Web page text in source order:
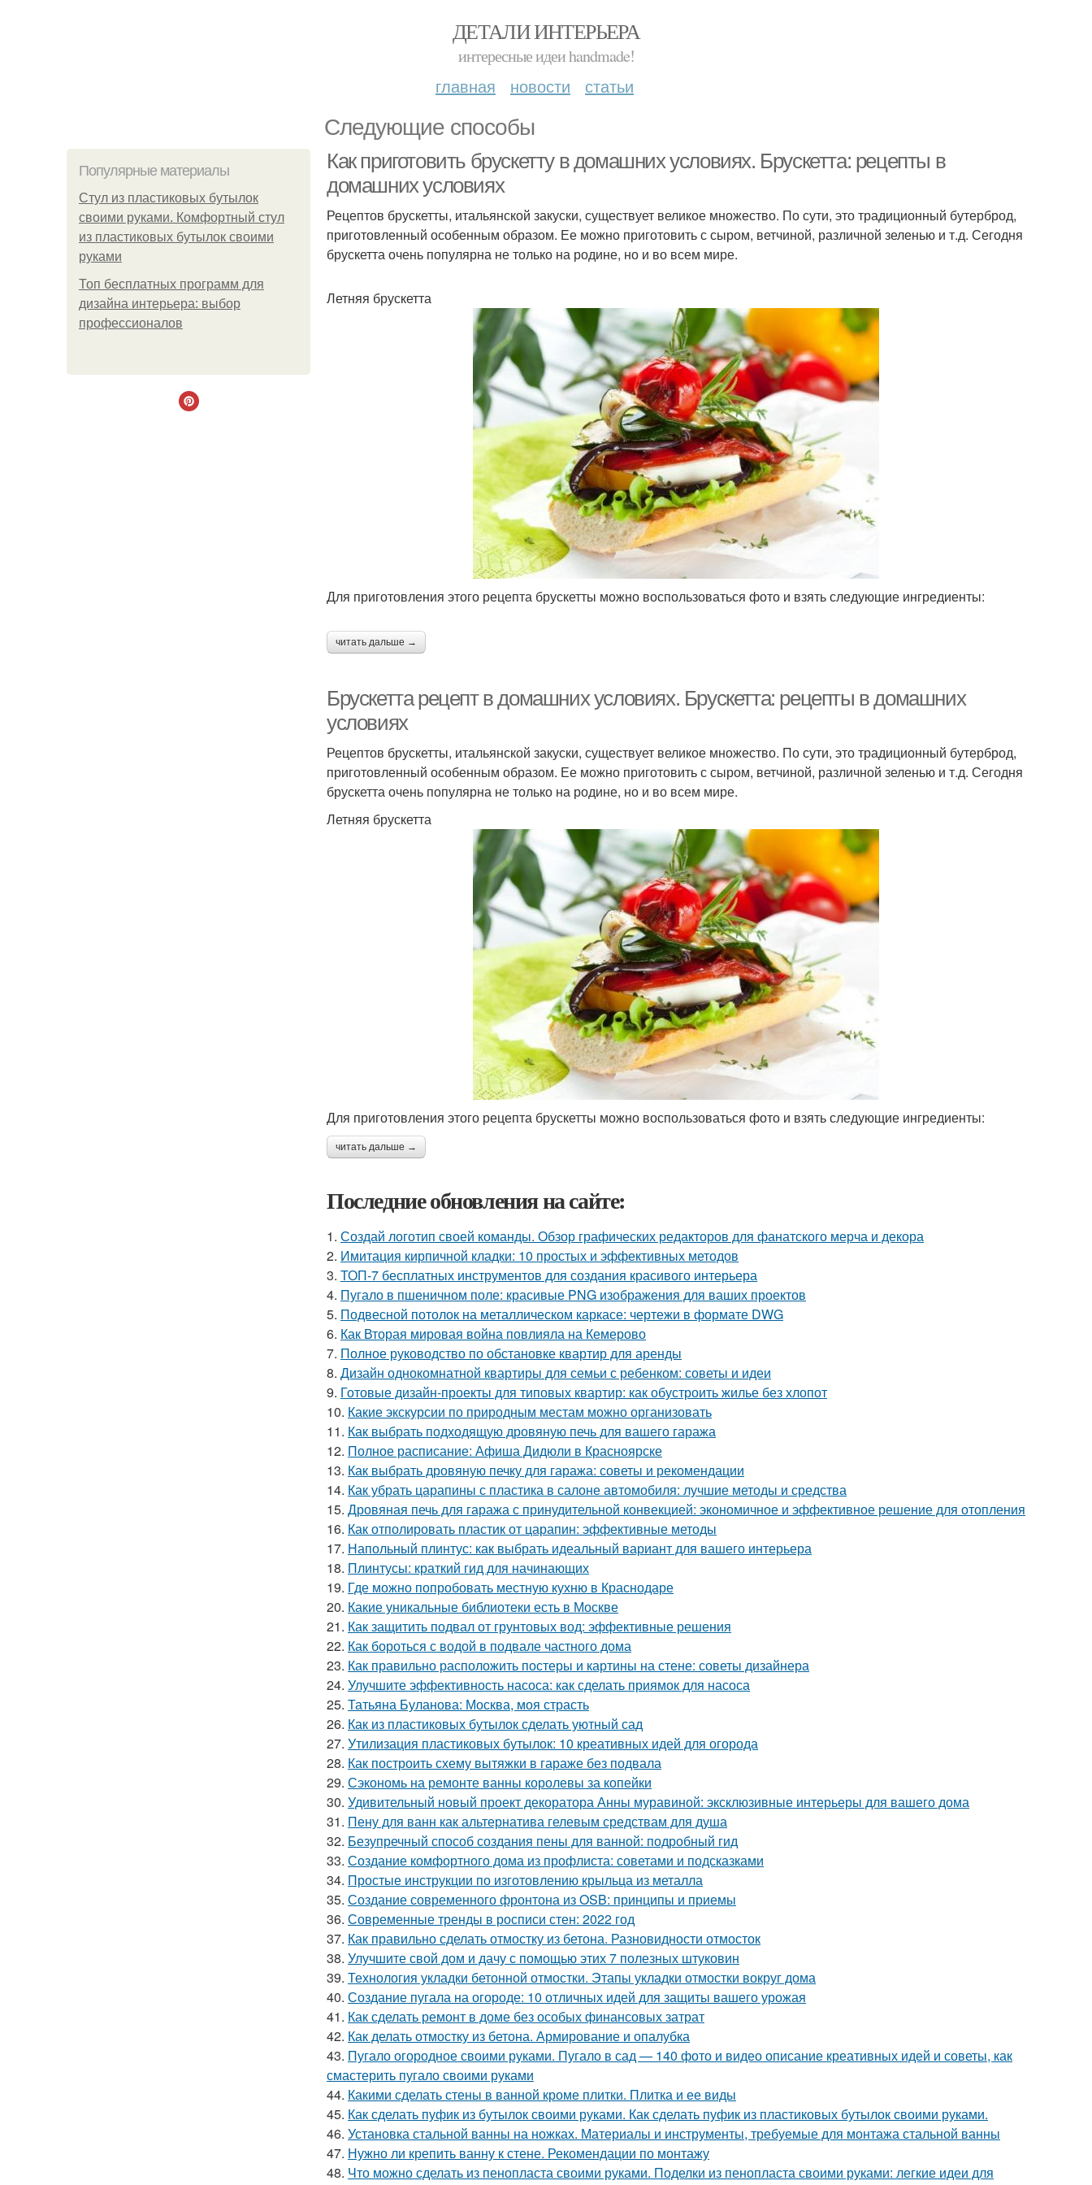
ДЕТАЛИ ИНТЕРЬЕРА
интересные идеи handmade!
главная новости статьи
Следующие способы
Популярные материалы
Стул из пластиковых бутылок
своими руками. Комфортный стул
из пластиковых бутылок своими
руками
Топ бесплатных программ для
дизайна интерьера: выбор
профессионалов
Как приготовить брускетту в домашних условиях. Брускетта: рецепты в
домашних условиях
Рецептов брускетты, итальянской закуски, существует великое множество. По сути, это традиционный бутерброд,
приготовленный особенным образом. Ее можно приготовить с сыром, ветчиной, различной зеленью и т.д. Сегодня
брускетта очень популярна не только на родине, но и во всем мире.
Летняя брускетта
Для приготовления этого рецепта брускетты можно воспользоваться фото и взять следующие ингредиенты:
читать дальше →
Брускетта рецепт в домашних условиях. Брускетта: рецепты в домашних
условиях
Рецептов брускетты, итальянской закуски, существует великое множество. По сути, это традиционный бутерброд,
приготовленный особенным образом. Ее можно приготовить с сыром, ветчиной, различной зеленью и т.д. Сегодня
брускетта очень популярна не только на родине, но и во всем мире.
Летняя брускетта
Для приготовления этого рецепта брускетты можно воспользоваться фото и взять следующие ингредиенты:
читать дальше →
Последние обновления на сайте:
1. Создай логотип своей команды. Обзор графических редакторов для фанатского мерча и декора
2. Имитация кирпичной кладки: 10 простых и эффективных методов
3. ТОП-7 бесплатных инструментов для создания красивого интерьера
4. Пугало в пшеничном поле: красивые PNG изображения для ваших проектов
5. Подвесной потолок на металлическом каркасе: чертежи в формате DWG
6. Как Вторая мировая война повлияла на Кемерово
7. Полное руководство по обстановке квартир для аренды
8. Дизайн однокомнатной квартиры для семьи с ребенком: советы и идеи
9. Готовые дизайн-проекты для типовых квартир: как обустроить жилье без хлопот
10. Какие экскурсии по природным местам можно организовать
11. Как выбрать подходящую дровяную печь для вашего гаража
12. Полное расписание: Афиша Дидюли в Красноярске
13. Как выбрать дровяную печку для гаража: советы и рекомендации
14. Как убрать царапины с пластика в салоне автомобиля: лучшие методы и средства
15. Дровяная печь для гаража с принудительной конвекцией: экономичное и эффективное решение для отопления
16. Как отполировать пластик от царапин: эффективные методы
17. Напольный плинтус: как выбрать идеальный вариант для вашего интерьера
18. Плинтусы: краткий гид для начинающих
19. Где можно попробовать местную кухню в Краснодаре
20. Какие уникальные библиотеки есть в Москве
21. Как защитить подвал от грунтовых вод: эффективные решения
22. Как бороться с водой в подвале частного дома
23. Как правильно расположить постеры и картины на стене: советы дизайнера
24. Улучшите эффективность насоса: как сделать приямок для насоса
25. Татьяна Буланова: Москва, моя страсть
26. Как из пластиковых бутылок сделать уютный сад
27. Утилизация пластиковых бутылок: 10 креативных идей для огорода
28. Как построить схему вытяжки в гараже без подвала
29. Сэкономь на ремонте ванны королевы за копейки
30. Удивительный новый проект декоратора Анны муравиной: эксклюзивные интерьеры для вашего дома
31. Пену для ванн как альтернатива гелевым средствам для душа
32. Безупречный способ создания пены для ванной: подробный гид
33. Создание комфортного дома из профлиста: советами и подсказками
34. Простые инструкции по изготовлению крыльца из металла
35. Создание современного фронтона из OSB: принципы и приемы
36. Современные тренды в росписи стен: 2022 год
37. Как правильно сделать отмостку из бетона. Разновидности отмосток
38. Улучшите свой дом и дачу с помощью этих 7 полезных штуковин
39. Технология укладки бетонной отмостки. Этапы укладки отмостки вокруг дома
40. Создание пугала на огороде: 10 отличных идей для защиты вашего урожая
41. Как сделать ремонт в доме без особых финансовых затрат
42. Как делать отмостку из бетона. Армирование и опалубка
43. Пугало огородное своими руками. Пугало в сад — 140 фото и видео описание креативных идей и советы, как
смастерить пугало своими руками
44. Какими сделать стены в ванной кроме плитки. Плитка и ее виды
45. Как сделать пуфик из бутылок своими руками. Как сделать пуфик из пластиковых бутылок своими руками.
46. Установка стальной ванны на ножках. Материалы и инструменты, требуемые для монтажа стальной ванны
47. Нужно ли крепить ванну к стене. Рекомендации по монтажу
48. Что можно сделать из пенопласта своими руками. Поделки из пенопласта своими руками: легкие идеи для